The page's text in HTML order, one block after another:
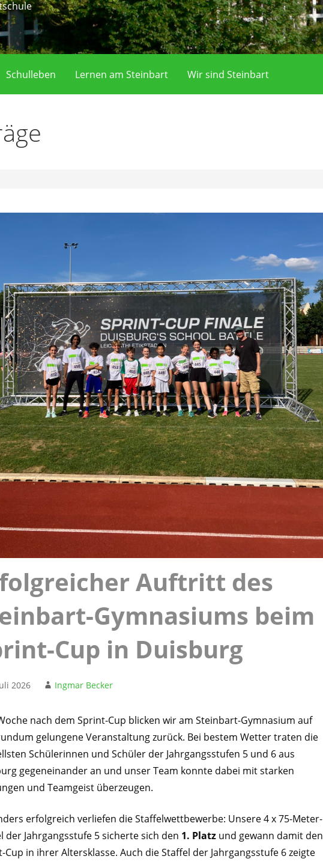
Schulleben Lernen am Steinbart Wir sind Steinbart
Auftritt des
Gymnasiums beim
Cup in Duisburg
2026 Ingmar Becker
nach dem Sprint-Cup blicken wir am Steinbart-Gymnasium auf
gelungene Veranstaltung zurück. Bei bestem Wetter traten die
Schülerinnen und Schüler der Jahrgangsstufen 5 und 6 aus
gegeneinander an und unser Team konnte dabei mit starken
und Teamgeist überzeugen.
erfolgreich verliefen die Staffelwettbewerbe: Unsere 4 x 75-Meter-
der Jahrgangsstufe 5 sicherte sich den 1. Platz und gewann damit den
Cup in ihrer Altersklasse. Auch die Staffel der Jahrgangsstufe 6 zeigte